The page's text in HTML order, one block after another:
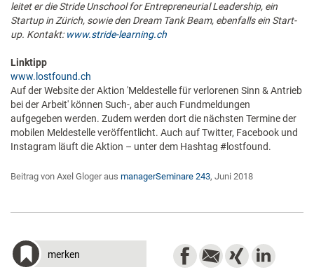
leitet er die Stride Unschool for Entrepreneurial Leadership, ein
Startup in Zürich, sowie den Dream Tank Beam, ebenfalls ein Start­
up. Kontakt: www.stride-learning.ch
Linktipp
www.lostfound.ch
Auf der Website der Aktion 'Meldestelle für verlorenen Sinn & Antrieb
bei der Arbeit' können Such-, aber auch Fundmeldungen
aufgegeben werden. Zudem werden dort die nächsten Termine der
mobilen Meldestelle veröffentlicht. Auch auf Twitter, Facebook und
Instagram läuft die Aktion – unter dem Hashtag #lostfound.
Beitrag von Axel Gloger aus managerSeminare 243, Juni 2018
merken